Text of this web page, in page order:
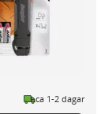
ca 1-2 dagar